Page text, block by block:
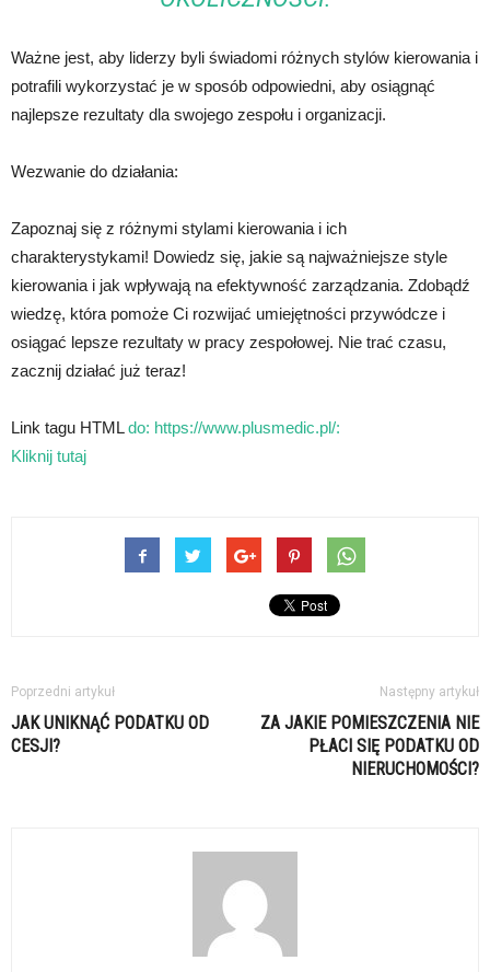
Ważne jest, aby liderzy byli świadomi różnych stylów kierowania i
potrafili wykorzystać je w sposób odpowiedni, aby osiągnąć
najlepsze rezultaty dla swojego zespołu i organizacji.
Wezwanie do działania:
Zapoznaj się z różnymi stylami kierowania i ich
charakterystykami! Dowiedz się, jakie są najważniejsze style
kierowania i jak wpływają na efektywność zarządzania. Zdobądź
wiedzę, która pomoże Ci rozwijać umiejętności przywódcze i
osiągać lepsze rezultaty w pracy zespołowej. Nie trać czasu,
zacznij działać już teraz!
Link tagu HTMLdo: https://www.plusmedic.pl/:
Kliknij tutaj
Poprzedni artykuł
JAK UNIKNĄĆ PODATKU OD
CESJI?
Następny artykuł
ZA JAKIE POMIESZCZENIA NIE
PŁACI SIĘ PODATKU OD
NIERUCHOMOŚCI?